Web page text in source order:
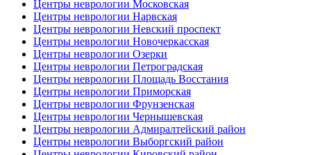
Центры неврологии Московская
Центры неврологии Нарвская
Центры неврологии Невский проспект
Центры неврологии Новочеркасская
Центры неврологии Озерки
Центры неврологии Петроградская
Центры неврологии Площадь Восстания
Центры неврологии Приморская
Центры неврологии Фрунзенская
Центры неврологии Чернышевская
Центры неврологии Адмиралтейский район
Центры неврологии Выборгский район